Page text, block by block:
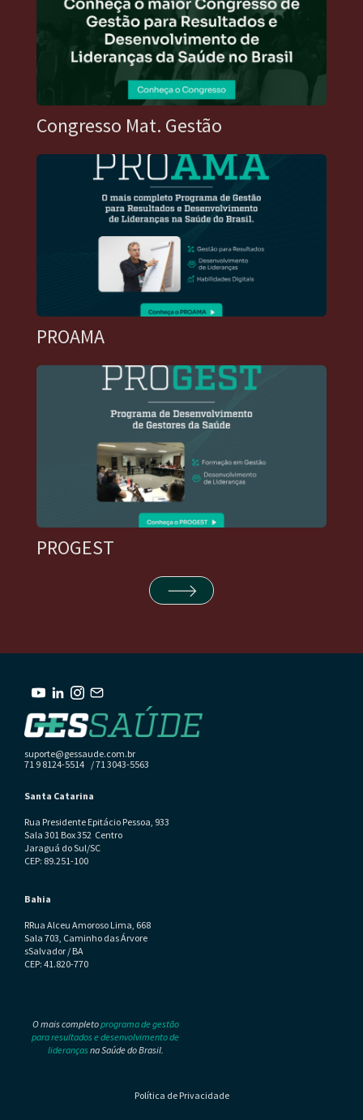
Congresso Mat. Gestão
PROAMA
PROGEST
suporte@gessaude.com.br
71 9 8124-5514 / 71 3043-5563
Santa Catarina
Rua Presidente Epitácio Pessoa, 933
Sala 301 Box 352 Centro
Jaraguá do Sul/SC
CEP: 89.251-100
Bahia
RRua Alceu Amoroso Lima, 668
Sala 703, Caminho das Árvore
sSalvador / BA
CEP: 41.820-770
O mais completoprograma de gestão
para resultados e desenvolvimento de
liderançasna Saúde do Brasil.
Política de Privacidade